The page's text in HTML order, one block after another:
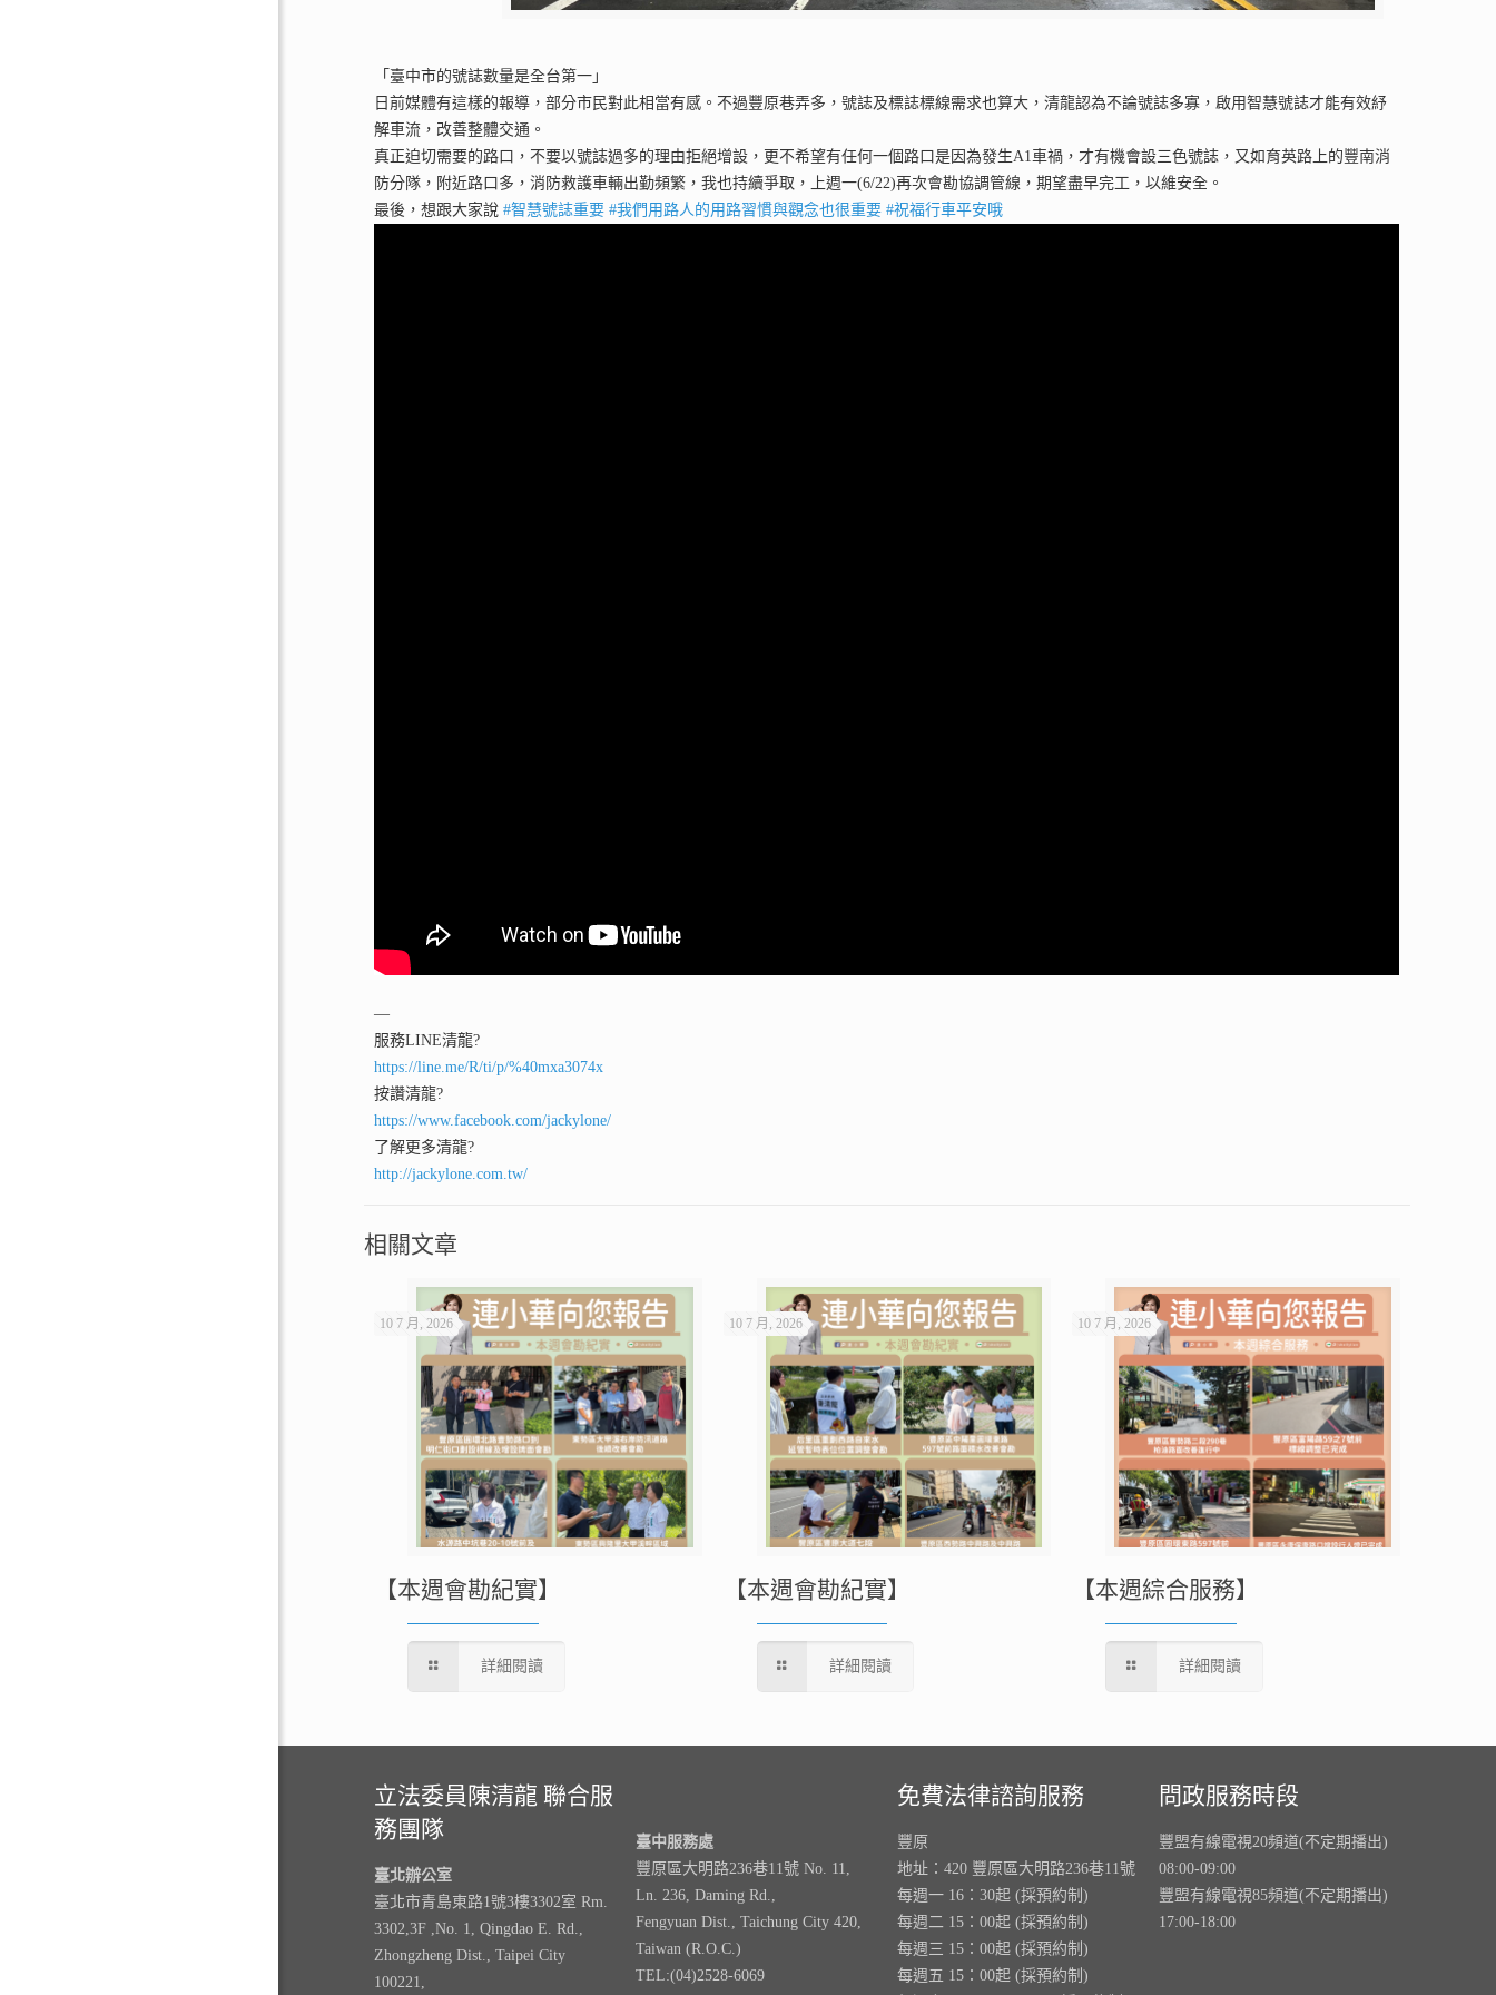
「臺中市的號誌數量是全台第一」
日前媒體有這樣的報導，部分市民對此相當有感。不過豐原巷弄多，號誌及標誌標線需求也算大，清龍認為不論號誌多寡，啟用智慧號誌才能有效紓
解車流，改善整體交通。
真正迫切需要的路口，不要以號誌過多的理由拒絕增設，更不希望有任何一個路口是因為發生A1車禍，才有機會設三色號誌，又如育英路上的豐南消
防分隊，附近路口多，消防救護車輛出勤頻繁，我也持續爭取，上週一(6/22)再次會勘協調管線，期望盡早完工，以維安全。
最後，想跟大家說#智慧號誌重要 #我們用路人的用路習慣與觀念也很重要 #祝福行車平安哦
—
服務LINE清龍?
https://line.me/R/ti/p/%40mxa3074x
按讚清龍?
https://www.facebook.com/jackylone/
了解更多清龍?
http://jackylone.com.tw/
相關文章
10 7 月, 2026
【本週會勘紀實】
詳細閱讀
10 7 月, 2026
【本週會勘紀實】
詳細閱讀
10 7 月, 2026
【本週綜合服務】
詳細閱讀
立法委員陳清龍 聯合服
務團隊
臺北辦公室
臺北市青島東路1號3樓3302室 Rm.
3302,3F ,No. 1, Qingdao E. Rd.,
Zhongzheng Dist., Taipei City
100221,
臺中服務處
豐原區大明路236巷11號 No. 11,
Ln. 236, Daming Rd.,
Fengyuan Dist., Taichung City 420,
Taiwan (R.O.C.)
TEL:(04)2528-6069
免費法律諮詢服務
豐原
地址：420 豐原區大明路236巷11號
每週一 16：30起 (採預約制)
每週二 15：00起 (採預約制)
每週三 15：00起 (採預約制)
每週五 15：00起 (採預約制)
問政服務時段
豐盟有線電視20頻道(不定期播出)
08:00-09:00
豐盟有線電視85頻道(不定期播出)
17:00-18:00